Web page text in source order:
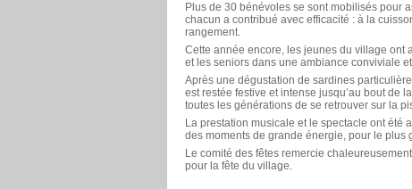
Plus de 30 bénévoles se sont mobilisés pour
chacun a contribué avec efficacité : à la
rangement.
Cette année encore, les jeunes du village ont
et les seniors dans une ambiance conviviale
Après une dégustation de sardines
est restée festive et intense jusqu’au bout de
toutes les générations de se retrouver sur la
La prestation musicale et le spectacle ont été
des moments de grande énergie, pour le
Le comité des fêtes remercie
pour la fête du village.